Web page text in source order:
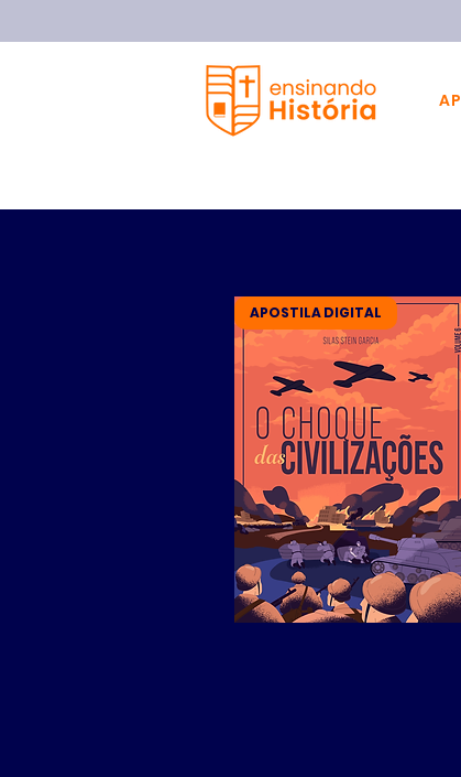
APOSTILA DIGITAL